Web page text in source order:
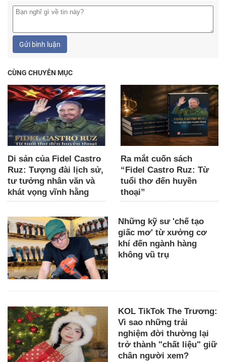
Gửi bình luận
CÙNG CHUYÊN MỤC
Di sản của Fidel Castro
Ruz: Tượng đài lịch sử,
tư tưởng nhân văn và
khát vọng vĩnh hằng
Ra mắt cuốn sách
“Fidel Castro Ruz: Từ
tuổi thơ đến huyền
thoại”
Những kỹ sư 'chế tạo
giấc mơ' từ xưởng cơ
khí đến ngành hàng
không vũ trụ
KOL TikTok The Trương:
Vì sao những trải
nghiệm đời thường lại
trở thành "chất liệu" giữ
chân người xem?